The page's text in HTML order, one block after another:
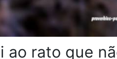
ao rato que